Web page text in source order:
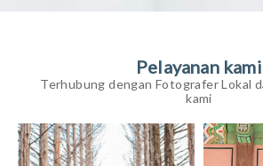
Pelayanan kami
Terhubung dengan Fotografer Lokal
kami